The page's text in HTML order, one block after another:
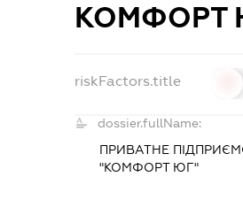
КОМФОРТ
riskFactors.title
dossier.fullName:
ПРИВАТНЕ
"КОМФОРТ ЮГ"